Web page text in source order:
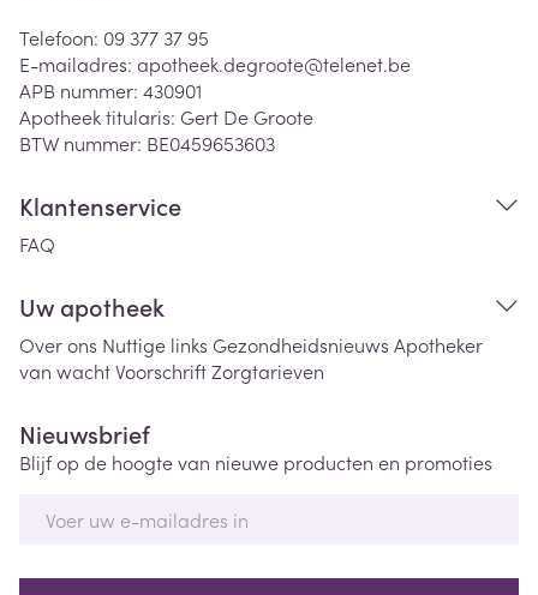
Telefoon: 09 377 37 95
E-mailadres: apotheek.degroote@telenet.be
APB nummer: 430901
Apotheek titularis: Gert De Groote
BTW nummer: BE0459653603
Klantenservice
FAQ
Uw apotheek
Over ons Nuttige links Gezondheidsnieuws Apotheker
van wachtVoorschriftZorgtarieven
Nieuwsbrief
Blijf op de hoogte van nieuwe producten en promoties